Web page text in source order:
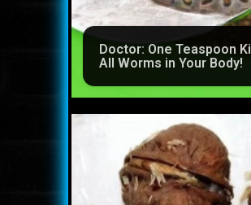
Doctor: One Teaspoon
All Worms in Your Body!